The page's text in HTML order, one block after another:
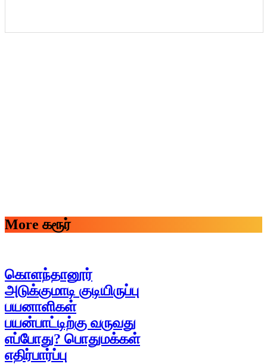
More கரூர்
கொளந்தானூர்
அடுக்குமாடி குடியிருப்பு
பயனாளிகள்
பயன்பாட்டிற்கு வருவது
எப்போது? பொதுமக்கள்
எதிர்பார்ப்பு